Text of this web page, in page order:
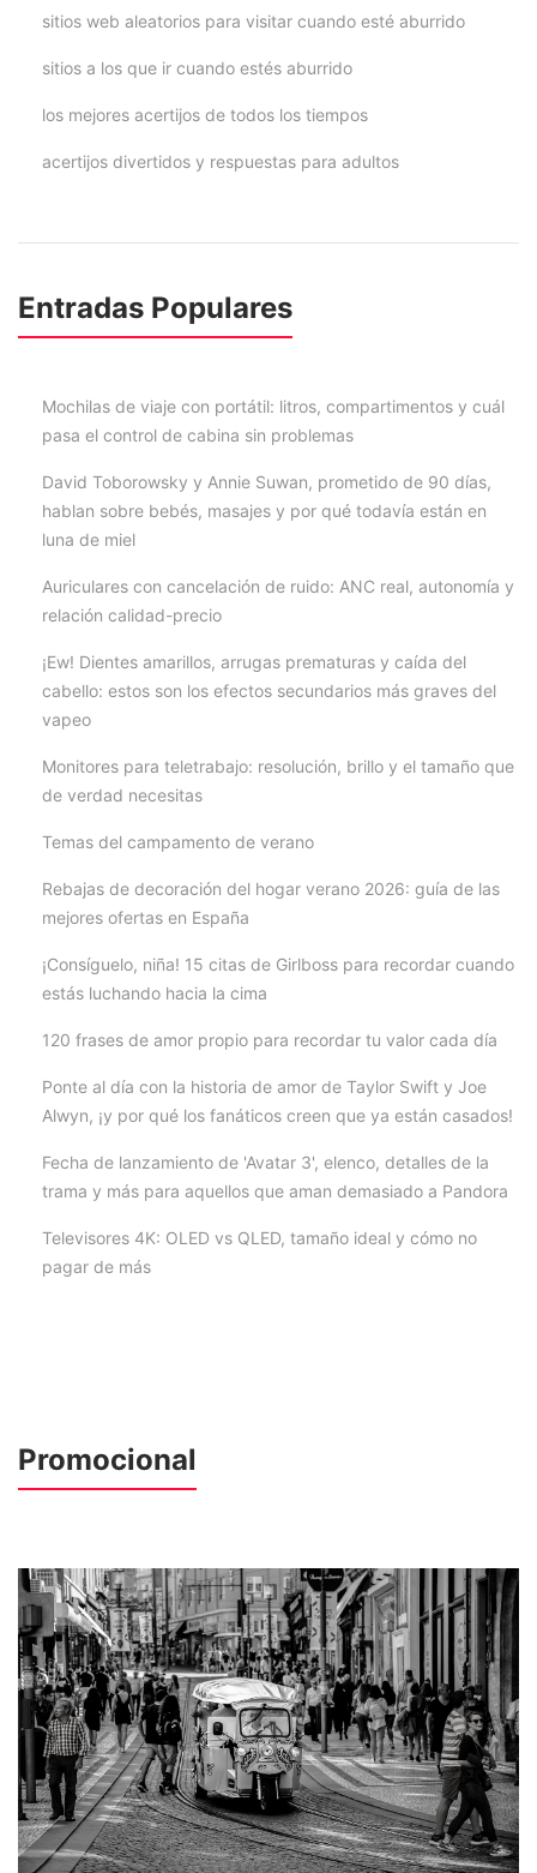
sitios web aleatorios para visitar cuando esté aburrido
sitios a los que ir cuando estés aburrido
los mejores acertijos de todos los tiempos
acertijos divertidos y respuestas para adultos
Entradas Populares
Mochilas de viaje con portátil: litros, compartimentos y cuál
pasa el control de cabina sin problemas
David Toborowsky y Annie Suwan, prometido de 90 días,
hablan sobre bebés, masajes y por qué todavía están en
luna de miel
Auriculares con cancelación de ruido: ANC real, autonomía y
relación calidad-precio
¡Ew! Dientes amarillos, arrugas prematuras y caída del
cabello: estos son los efectos secundarios más graves del
vapeo
Monitores para teletrabajo: resolución, brillo y el tamaño que
de verdad necesitas
Temas del campamento de verano
Rebajas de decoración del hogar verano 2026: guía de las
mejores ofertas en España
¡Consíguelo, niña! 15 citas de Girlboss para recordar cuando
estás luchando hacia la cima
120 frases de amor propio para recordar tu valor cada día
Ponte al día con la historia de amor de Taylor Swift y Joe
Alwyn, ¡y por qué los fanáticos creen que ya están casados!
Fecha de lanzamiento de 'Avatar 3', elenco, detalles de la
trama y más para aquellos que aman demasiado a Pandora
Televisores 4K: OLED vs QLED, tamaño ideal y cómo no
pagar de más
Promocional